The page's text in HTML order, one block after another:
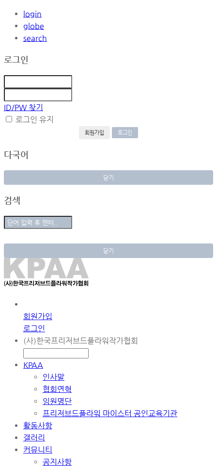
login
globe
search
로그인
ID/PW 찾기
로그인 유지
회원가입
다국어
닫기
검색
닫기
회원가입
로그인
(사)한국프리저브드플라워작가협회
KPAA
인사말
협회연혁
임원명단
프리저브드플라워 마이스터 공인교육기관
활동사항
갤러리
커뮤니티
공지사항